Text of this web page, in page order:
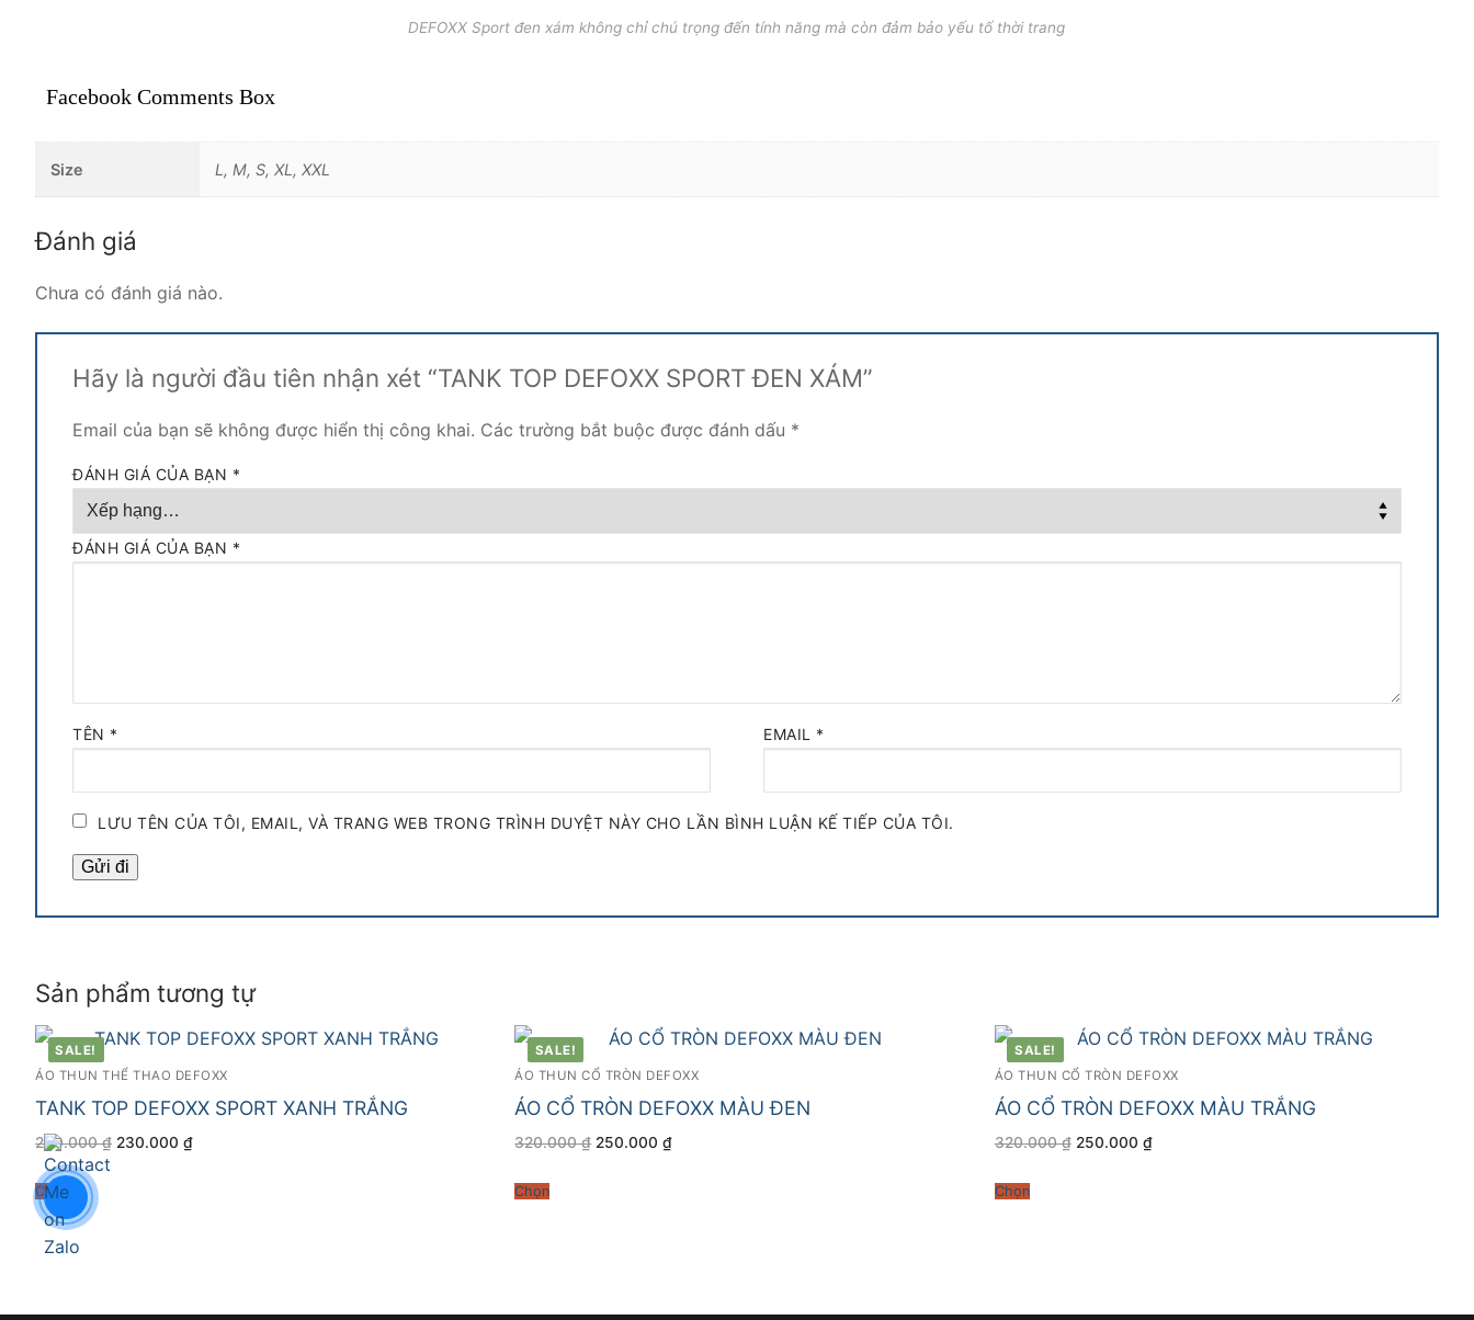
DEFOXX Sport đen xám không chỉ chú trọng đến tính năng mà còn đảm bảo yếu tố thời trang
Facebook Comments Box
Size L, M, S, XL, XXL
Đánh giá
Chưa có đánh giá nào.
Hãy là người đầu tiên nhận xét “TANK TOP DEFOXX SPORT ĐEN XÁM”
Email của bạn sẽ không được hiển thị công khai. Các trường bắt buộc được đánh dấu *
ĐÁNH GIÁ CỦA BẠN *
ĐÁNH GIÁ CỦA BẠN *
TÊN * EMAIL *
LƯU TÊN CỦA TÔI, EMAIL, VÀ TRANG WEB TRONG TRÌNH DUYỆT NÀY CHO LẦN BÌNH LUẬN KẾ TIẾP CỦA TÔI.
Sản phẩm tương tự
SALE!
ÁO THUN THỂ THAO DEFOXX
TANK TOP DEFOXX SPORT XANH TRẮNG
280.000₫ Giá
230.000 ₫Giá
Chọn
SALE!
ÁO THUN CỔ TRÒN DEFOXX
ÁO CỔ TRÒN DEFOXX MÀU ĐEN
320.000₫ Giá
250.000₫Giá
Chọn
SALE!
ÁO THUN CỔ TRÒN DEFOXX
ÁO CỔ TRÒN DEFOXX MÀU TRẮNG
320.000₫ Giá
250.000 ₫Giá
hiện
Chọn